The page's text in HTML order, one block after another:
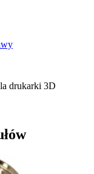
drukarki 3D